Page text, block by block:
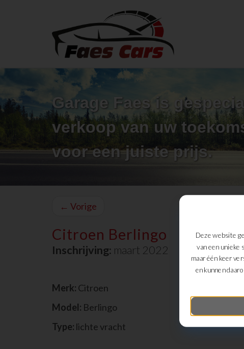
Garage Faes is
verkoop van uw
voor een juiste prijs.
← Vorige
Citroen Berlingo
Inschrijving: maart 2022
Merk: Citroen
Model: Berlingo
Type: lichte vracht
Deze website
van een unieke
maar één keer
en kunnen